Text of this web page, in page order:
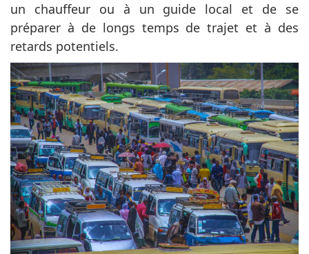
un chauffeur ou à un guide local et de se
préparer à de longs temps de trajet et à des
retards potentiels.